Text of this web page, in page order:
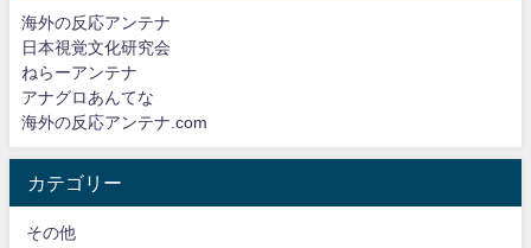
海外の反応アンテナ
日本視覚文化研究会
ねらーアンテナ
アナグロあんてな
海外の反応アンテナ.com
カテゴリー
その他